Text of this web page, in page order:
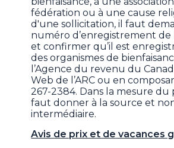
fédération ou à une cause
d'une sollicitation, il faut
numéro d’enregistrement de
et confirmer qu’il est
des organismes de
l’Agence du revenu du
Web de l’ARC ou en
267-2384. Dans la mesure du
faut donner à la source et
intermédiaire.
Avis de prix et de vacances